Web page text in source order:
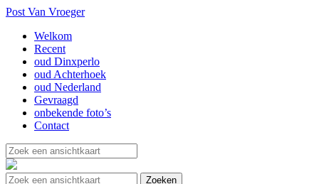
Post Van Vroeger
Welkom
Recent
oud Dinxperlo
oud Achterhoek
oud Nederland
Gevraagd
onbekende foto’s
Contact